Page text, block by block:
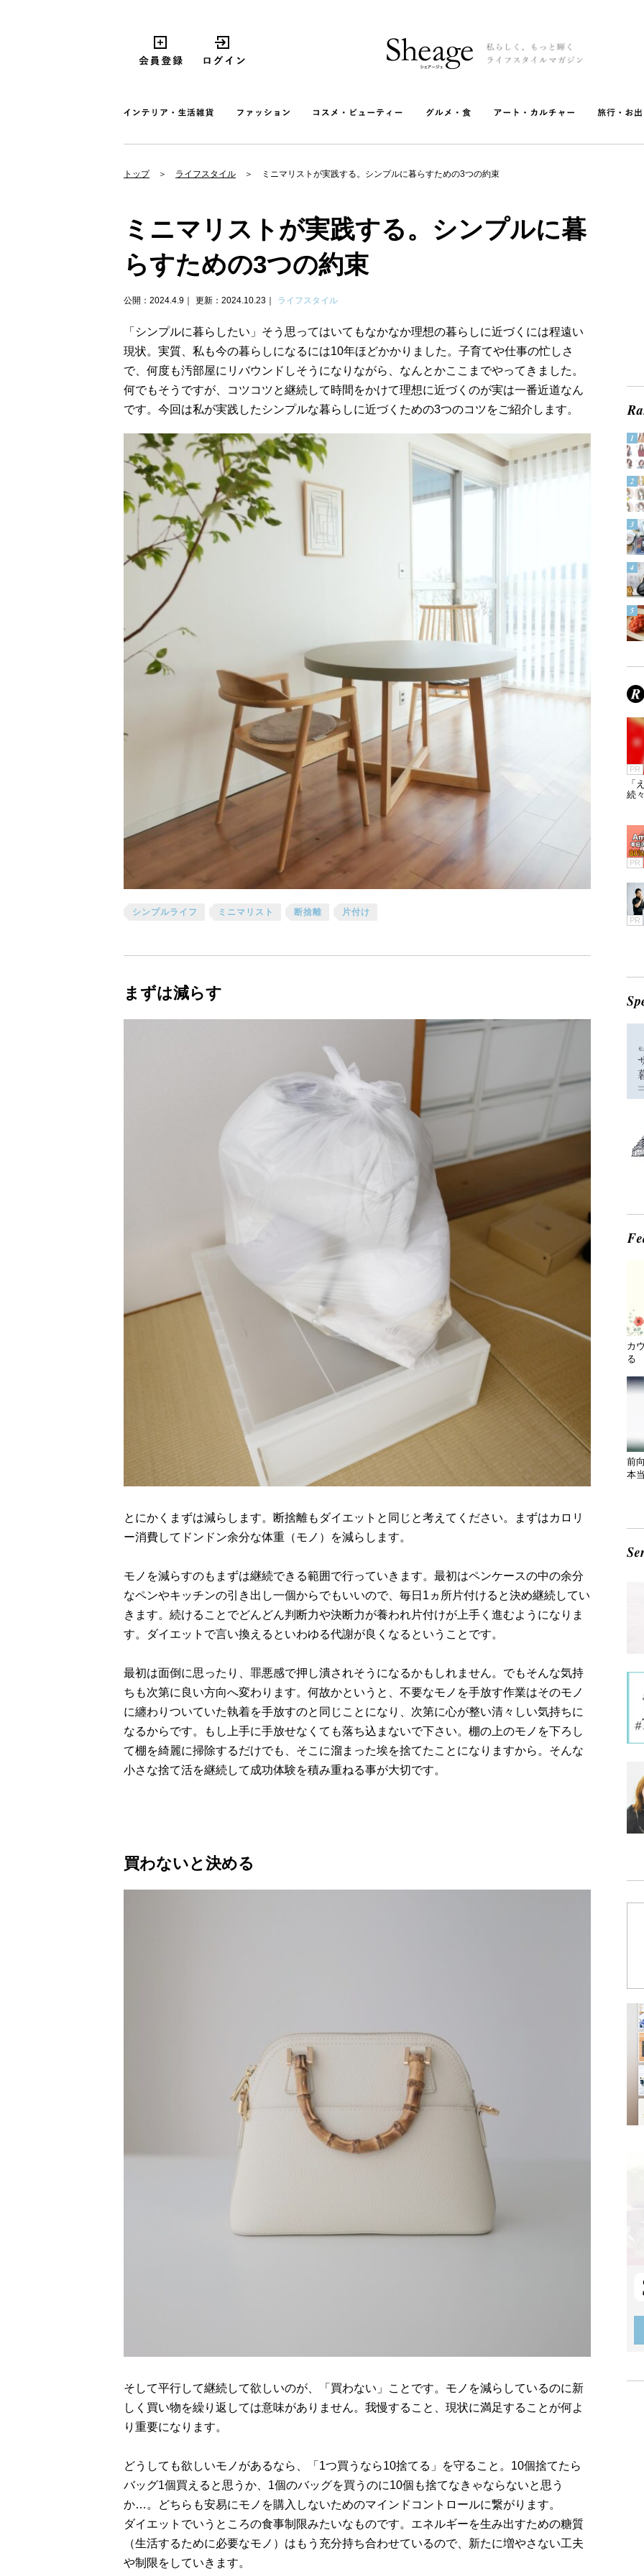
トップ ライフスタイル ミニマリストが実践する。シンプルに暮らすための3つの約束
ミニマリストが実践する。シンプルに暮
らすための3つの約束
公開：2024.4.9 更新：2024.10.23 ライフスタイル
「シンプルに暮らしたい」そう思ってはいてもなかなか理想の暮らしに近づくには程遠い
現状。実質、私も今の暮らしになるには10年ほどかかりました。子育てや仕事の忙しさ
で、何度も汚部屋にリバウンドしそうになりながら、なんとかここまでやってきました。
何でもそうですが、コツコツと継続して時間をかけて理想に近づくのが実は一番近道なん
です。今回は私が実践したシンプルな暮らしに近づくための3つのコツをご紹介します。
シンプルライフ ミニマリスト 断捨離 片付け
まずは減らす
とにかくまずは減らします。断捨離もダイエットと同じと考えてください。まずはカロリ
ー消費してドンドン余分な体重（モノ）を減らします。
モノを減らすのもまずは継続できる範囲で行っていきます。最初はペンケースの中の余分
なペンやキッチンの引き出し一個からでもいいので、毎日1ヵ所片付けると決め継続してい
きます。続けることでどんどん判断力や決断力が養われ片付けが上手く進むようになりま
す。ダイエットで言い換えるといわゆる代謝が良くなるということです。
最初は面倒に思ったり、罪悪感で押し潰されそうになるかもしれません。でもそんな気持
ちも次第に良い方向へ変わります。何故かというと、不要なモノを手放す作業はそのモノ
に纏わりついていた執着を手放すのと同じことになり、次第に心が整い清々しい気持ちに
なるからです。もし上手に手放せなくても落ち込まないで下さい。棚の上のモノを下ろし
て棚を綺麗に掃除するだけでも、そこに溜まった埃を捨てたことになりますから。そんな
小さな捨て活を継続して成功体験を積み重ねる事が大切です。
買わないと決める
そして平行して継続して欲しいのが、「買わない」ことです。モノを減らしているのに新
しく買い物を繰り返しては意味がありません。我慢すること、現状に満足することが何よ
り重要になります。
どうしても欲しいモノがあるなら、「1つ買うなら10捨てる」を守ること。10個捨てたら
バッグ1個買えると思うか、1個のバッグを買うのに10個も捨てなきゃならないと思う
か…。どちらも安易にモノを購入しないためのマインドコントロールに繋がります。
ダイエットでいうところの食事制限みたいなものです。エネルギーを生み出すための糖質
（生活するために必要なモノ）はもう充分持ち合わせているので、新たに増やさない工夫
や制限をしていきます。
PR
「
続
PR
PR
カ
る
前
本